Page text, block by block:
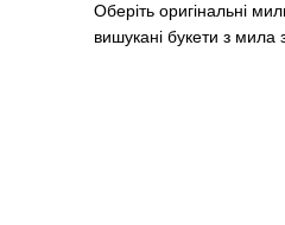
Оберіть оригінальні
вишукані букети з мила